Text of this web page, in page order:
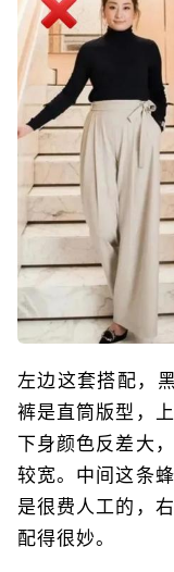
左边这套搭配，
裤是直筒版型，
下身颜色反差大
较宽。中间这条
是很费人工的，
配得很妙。